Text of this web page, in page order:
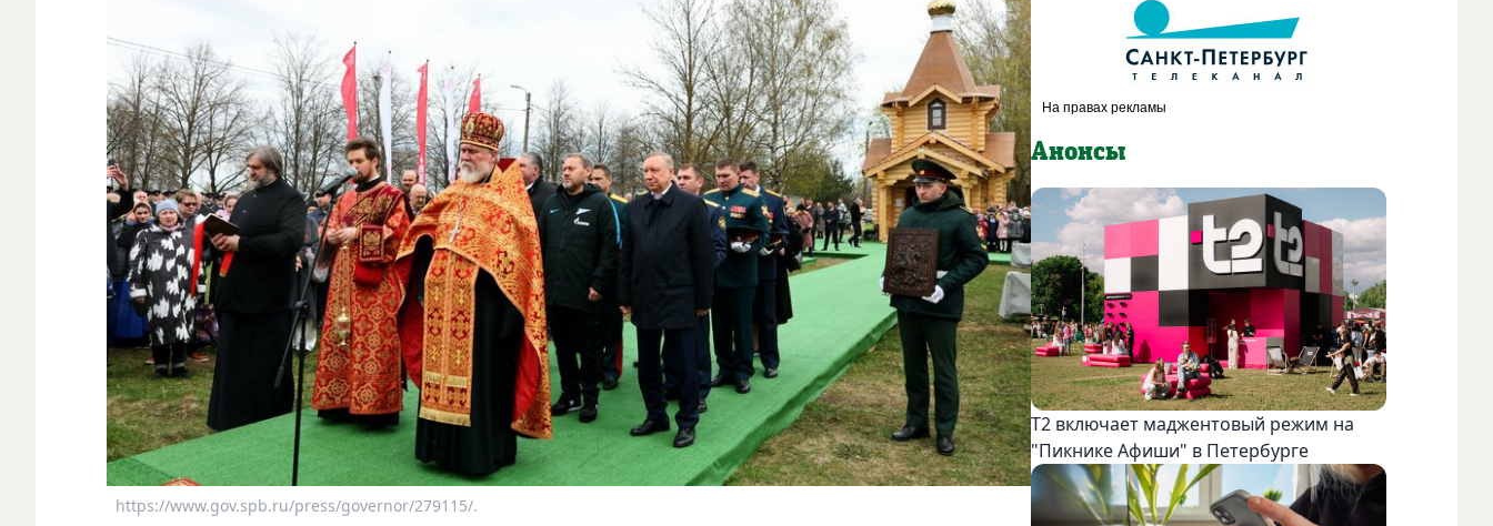
https://www.gov.spb.ru/press/governor/279115/.
Анонсы
Т2 включает маджентовый режим на
"Пикнике Афиши" в Петербурге